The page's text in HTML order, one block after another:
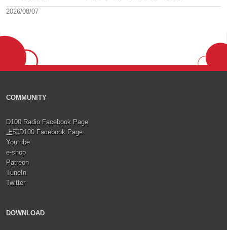
2026/08/07
COMMUNITY
D100 Radio Facebook Page
上環D100 Facebook Page
Youtube
e-shop
Patreon
TuneIn
Twitter
DOWNLOAD